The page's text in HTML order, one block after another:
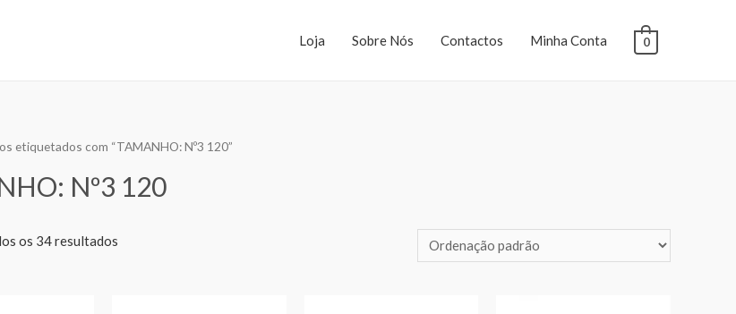
Loja Sobre Nós Contactos Minha Conta 0
etiquetados com “TAMANHO: Nº3 120”
Nº3 120
os 34 resultados